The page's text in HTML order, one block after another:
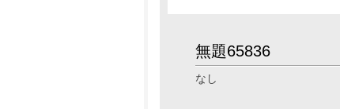
無題65836
なし